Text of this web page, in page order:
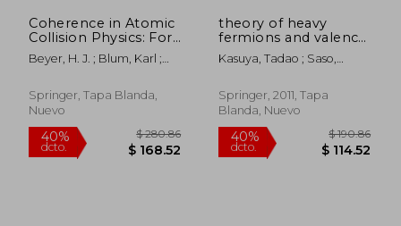
40%
dcto.
$ 190.86
$ 114.52
40%
dcto. $
Coherence in Atomic
Collision Physics: For
Hans Kleinpoppen
on His Sixtieth
Beyer, H. J. ; Blum, Karl ;
Springer, Tapa Blanda,
Nuevo
theory of heavy
fermions and valence
fluctuations:
proceedings of the
symposium, shima
kanko, japan, april 10
Kasuya, Tadao ; Saso,
Springer, 2011, Tapa
Blanda, Nuevo